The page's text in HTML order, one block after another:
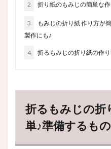
2 折り紙のもみじの簡単な
3
もみじの折り紙 作り方が
製作にも♪
4 折るもみじの折り紙の作
折るもみじの折
単♪準備するもの